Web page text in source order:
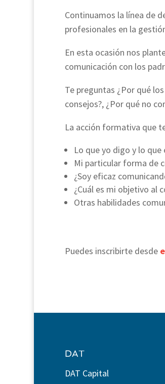
Continuamos la línea de
profesionales en la
En esta ocasión nos
comunicación con los
Te preguntas ¿Por qué
consejos?, ¿Por qué no
La acción formativa que
Lo que yo digo y lo
Mi particular forma de
¿Soy eficaz
¿Cuál es mi objetivo al
Otras habilidades
Puedes inscribirte desde
DAT
DAT Capital